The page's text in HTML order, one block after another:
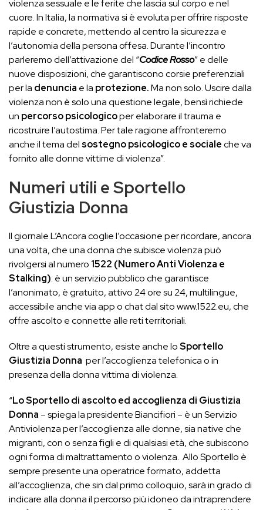
violenza sessuale e le ferite che lascia sul corpo e nel
cuore. In Italia, la normativa si è evoluta per offrire risposte
rapide e concrete, mettendo al centro la sicurezza e
l’autonomia della persona offesa. Durante l’incontro
parleremo dell’attivazione del “Codice Rosso” e delle
nuove disposizioni, che garantiscono corsie preferenziali
per la denuncia e la protezione.Ma non solo. Uscire dalla
violenza non è solo una questione legale, bensì richiede
un percorso psicologicoper elaborare il trauma e
ricostruire l’autostima. Per tale ragione affronteremo
anche il tema del sostegno psicologico e socialeche va
fornito alle donne vittime di violenza”.
Numeri utili e Sportello
Giustizia Donna
Il giornale L’Ancora coglie l’occasione per ricordare, ancora
una volta, che una donna che subisce violenza può
rivolgersi al numero 1522 (Numero Anti Violenza e
Stalking): è un servizio pubblico che garantisce
l’anonimato, è gratuito, attivo 24 ore su 24, multilingue,
accessibile anche via app o chat dal sito www.1522.eu, che
offre ascolto e connette alle reti territoriali.
Oltre a questi strumento, esiste anche loSportello
Giustizia Donna per l’accoglienza telefonica o in
presenza della donna vittima di violenza.
“Lo Sportello di ascolto ed accoglienza di Giustizia
Donna – spiega la presidente Biancifiori – è un Servizio
Antiviolenza per l’accoglienza alle donne, sia native che
migranti, con o senza figli e di qualsiasi età, che subiscono
ogni forma di maltrattamento o violenza. Allo Sportello è
sempre presente una operatrice formato, addetta
all’accoglienza, che sin dal primo colloquio, sarà in grado di
indicare alla donna il percorso più idoneo da intraprendere